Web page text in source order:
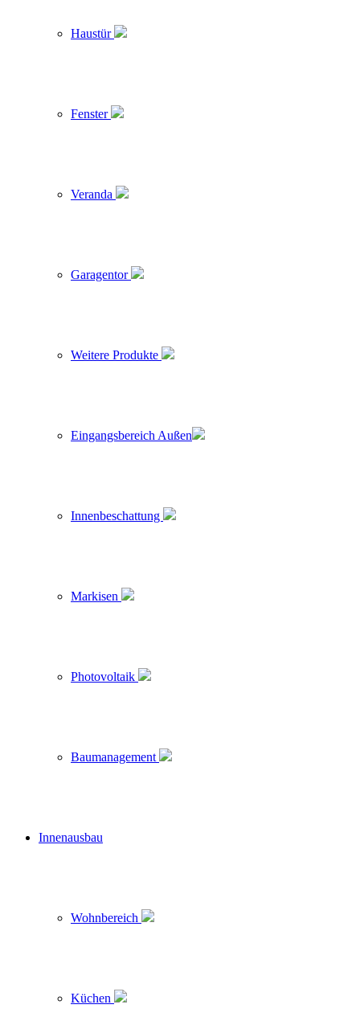
Haustür
Fenster
Veranda
Garagentor
Weitere Produkte
Eingangsbereich Außen
Innenbeschattung
Markisen
Photovoltaik
Baumanagement
Innenausbau
Wohnbereich
Küchen